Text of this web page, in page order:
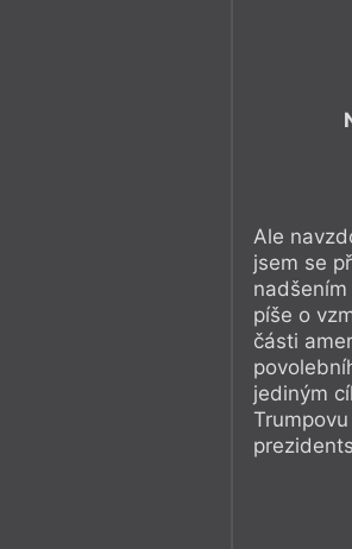
Ale
jsem se
píše o
části
jediným